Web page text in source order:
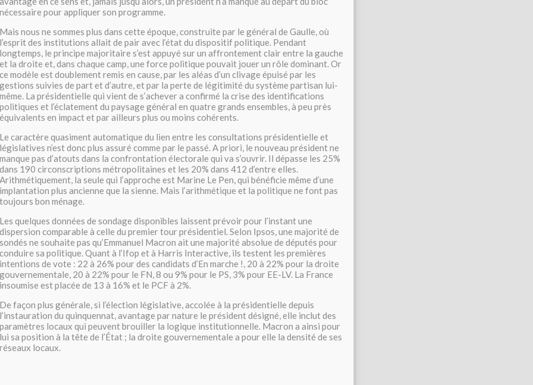
nécessaire pour appliquer son programme.
Mais nous ne sommes plus dans cette époque, construite par le général de Gaulle, où
l’esprit des institutions allait de pair avec l’état du dispositif politique. Pendant
longtemps, le principe majoritaire s’est appuyé sur un affrontement clair entre la gauche
et la droite et, dans chaque camp, une force politique pouvait jouer un rôle dominant. Or
ce modèle est doublement remis en cause, par les aléas d’un clivage épuisé par les
gestions suivies de part et d’autre, et par la perte de légitimité du système partisan lui-
même. La présidentielle qui vient de s’achever a confirmé la crise des identifications
politiques et l’éclatement du paysage général en quatre grands ensembles, à peu près
équivalents en impact et par ailleurs plus ou moins cohérents.
Le caractère quasiment automatique du lien entre les consultations présidentielle et
législatives n’est donc plus assuré comme par le passé. A priori, le nouveau président ne
manque pas d’atouts dans la confrontation électorale qui va s’ouvrir. Il dépasse les 25%
dans 190 circonscriptions métropolitaines et les 20% dans 412 d’entre elles.
Arithmétiquement, la seule qui l’approche est Marine Le Pen, qui bénéficie même d’une
implantation plus ancienne que la sienne. Mais l’arithmétique et la politique ne font pas
toujours bon ménage.
Les quelques données de sondage disponibles laissent prévoir pour l’instant une
dispersion comparable à celle du premier tour présidentiel. Selon Ipsos, une majorité de
sondés ne souhaite pas qu’Emmanuel Macron ait une majorité absolue de députés pour
conduire sa politique. Quant à l’Ifop et à Harris Interactive, ils testent les premières
intentions de vote : 22 à 26% pour des candidats d’En marche !, 20 à 22% pour la droite
gouvernementale, 20 à 22% pour le FN, 8 ou 9% pour le PS, 3% pour EE-LV. La France
insoumise est placée de 13 à 16% et le PCF à 2%.
De façon plus générale, si l’élection législative, accolée à la présidentielle depuis
l’instauration du quinquennat, avantage par nature le président désigné, elle inclut des
paramètres locaux qui peuvent brouiller la logique institutionnelle. Macron a ainsi pour
lui sa position à la tête de l’État ; la droite gouvernementale a pour elle la densité de ses
réseaux locaux.